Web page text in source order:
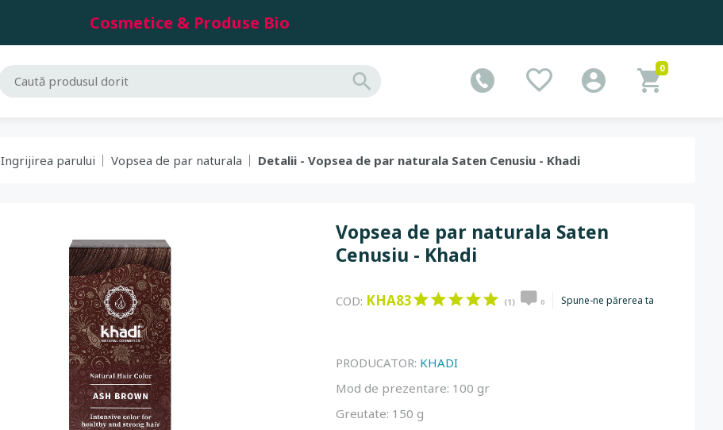
Cosmetice & Produse Bio
0
Ingrijirea parului Vopsea de par naturala Detalii - Vopsea de par naturala Saten Cenusiu - Khadi
Vopsea de par naturala Saten
Cenusiu - Khadi
COD: KHA83 (1) 0 Spune-ne părerea ta
PRODUCATOR: KHADI
Mod de prezentare: 100 gr
Greutate: 150 g